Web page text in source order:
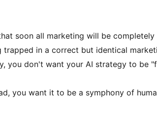
soon all marketing will be
trapped in a correct but identical
you don't want your AI strategy to be
you want it to be a symphony of